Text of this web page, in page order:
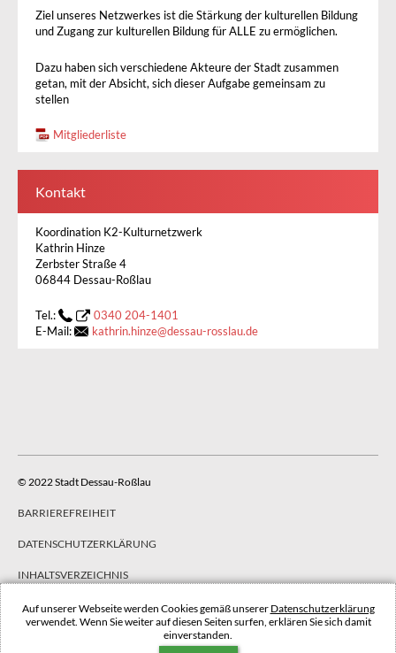
Auf unserer Webseite werden Cookies gemäß unserer Datenschutzerklärung
verwendet. Wenn Sie weiter auf diesen Seiten surfen, erklären Sie sich damit
einverstanden.
Ziel unseres Netzwerkes ist die Stärkung der kulturellen Bildung
und Zugang zur kulturellen Bildung für ALLE zu ermöglichen.
Dazu haben sich verschiedene Akteure der Stadt zusammen
getan, mit der Absicht, sich dieser Aufgabe gemeinsam zu
stellen
Mitgliederliste
Kontakt
Koordination K2-Kulturnetzwerk
Kathrin Hinze
Zerbster Straße 4
06844 Dessau-Roßlau
Tel.:
0340 204-1401
E-Mail:
kathrin.hinze@dessau-rosslau.de
© 2022 Stadt Dessau-Roßlau
BARRIEREFREIHEIT
DATENSCHUTZERKLÄRUNG
INHALTSVERZEICHNIS
IMPRESSUM
NACH OBEN